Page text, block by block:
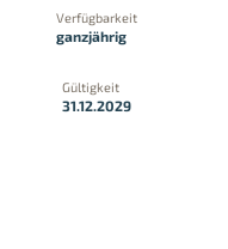
Verfügbarkeit
ganzjährig
Gültigkeit
31.12.2029